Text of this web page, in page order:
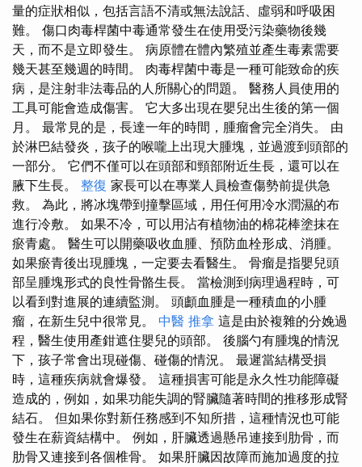
量的症狀相似，包括言語不清或無法說話、虛弱和呼吸困
難。 傷口肉毒桿菌中毒通常發生在使用受污染藥物後幾
天，而不是立即發生。 病原體在體內繁殖並產生毒素需要
幾天甚至幾週的時間。 肉毒桿菌中毒是一種可能致命的疾
病，是注射非法毒品的人所關心的問題。 醫務人員使用的
工具可能會造成傷害。 它大多出現在嬰兒出生後的第一個
月。 最常見的是，長達一年的時間，腫瘤會完全消失。 由
於淋巴結發炎，孩子的喉嚨上出現大腫塊，並過渡到頭部的
一部分。 它們不僅可以在頭部和頸部附近生長，還可以在
腋下生長。 整復 家長可以在專業人員檢查傷勢前提供急
救。 為此，將冰塊帶到撞擊區域，用任何用冷水潤濕的布
進行冷敷。 如果不冷，可以用沾有植物油的棉花棒塗抹在
瘀青處。 醫生可以開藥吸收血腫、預防血栓形成、消腫。
如果瘀青後出現腫塊，一定要去看醫生。 骨瘤是指嬰兒頭
部呈腫塊形式的良性骨骼生長。 當檢測到病理過程時，可
以看到對進展的連續監測。 頭顱血腫是一種積血的小腫
瘤，在新生兒中很常見。 中醫 推拿 這是由於複雜的分娩過
程，醫生使用產鉗遮住嬰兒的頭部。 後腦勺有腫塊的情況
下，孩子常會出現碰傷、碰傷的情況。 最遲當結構受損
時，這種疾病就會爆發。 這種損害可能是永久性功能障礙
造成的，例如，如果功能失調的腎臟隨著時間的推移形成腎
結石。 但如果你對新任務感到不知所措，這種情況也可能
發生在薪資結構中。 例如，肝臟透過懸吊連接到肋骨，而
肋骨又連接到各個椎骨。 如果肝臟因故障而施加過度的拉